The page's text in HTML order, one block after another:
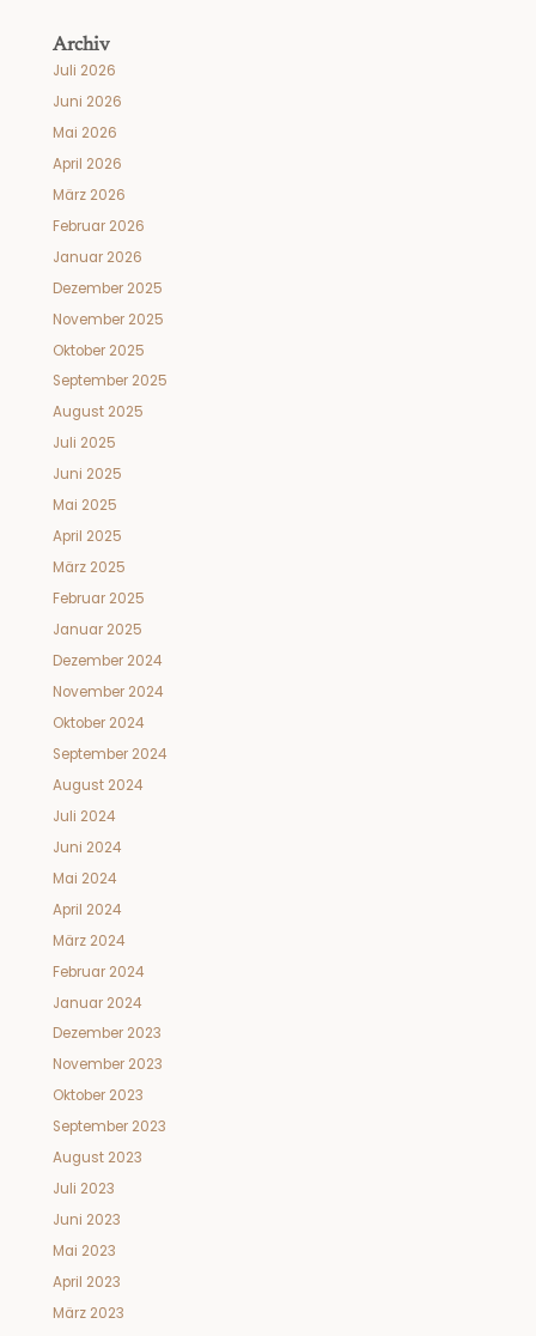
Archiv
Juli 2026
Juni 2026
Mai 2026
April 2026
März 2026
Februar 2026
Januar 2026
Dezember 2025
November 2025
Oktober 2025
September 2025
August 2025
Juli 2025
Juni 2025
Mai 2025
April 2025
März 2025
Februar 2025
Januar 2025
Dezember 2024
November 2024
Oktober 2024
September 2024
August 2024
Juli 2024
Juni 2024
Mai 2024
April 2024
März 2024
Februar 2024
Januar 2024
Dezember 2023
November 2023
Oktober 2023
September 2023
August 2023
Juli 2023
Juni 2023
Mai 2023
April 2023
März 2023